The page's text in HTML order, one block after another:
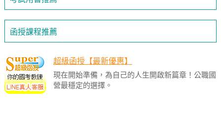
函授課程推薦
超級函授【最新優惠】
現在開始準備，為自己的人生開啟新篇章！公職國
營最穩定的選擇。